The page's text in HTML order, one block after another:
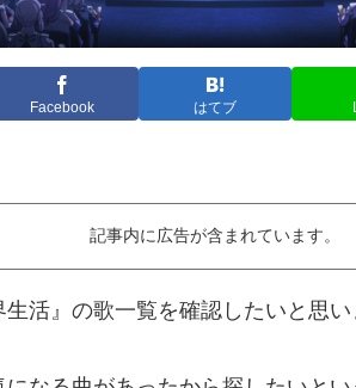
Facebook はてブ
記事内に広告が含まれています。
生活』の歌一覧を確認したいと思い